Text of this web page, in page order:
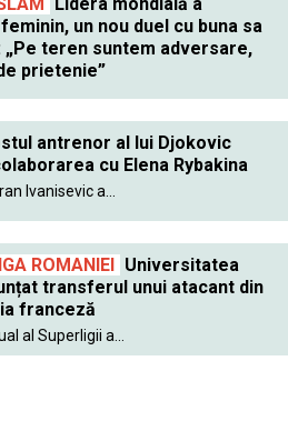
un nou duel cu buna sa
„Pe teren suntem adversare,
prietenie”
antrenor al lui Djokovic
cu Elena Rybakina
Ivanisevic a...
ROMANIEI Universitatea
transferul unui atacant din
franceză
al Superligii a...